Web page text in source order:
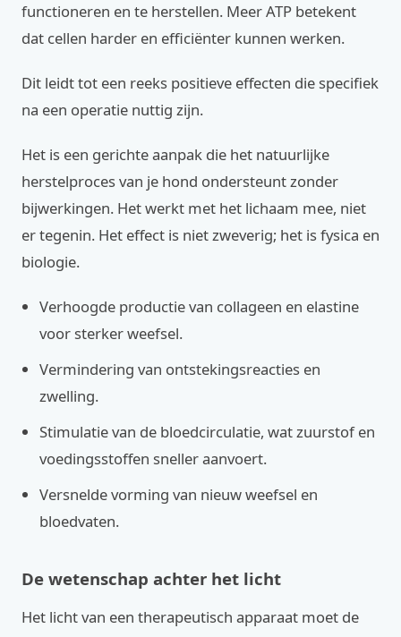
functioneren en te herstellen. Meer ATP betekent
dat cellen harder en efficiënter kunnen werken.
Dit leidt tot een reeks positieve effecten die specifiek
na een operatie nuttig zijn.
Het is een gerichte aanpak die het natuurlijke
herstelproces van je hond ondersteunt zonder
bijwerkingen. Het werkt met het lichaam mee, niet
er tegenin. Het effect is niet zweverig; het is fysica en
biologie.
Verhoogde productie van collageen en elastine
voor sterker weefsel.
Vermindering van ontstekingsreacties en
zwelling.
Stimulatie van de bloedcirculatie, wat zuurstof en
voedingsstoffen sneller aanvoert.
Versnelde vorming van nieuw weefsel en
bloedvaten.
De wetenschap achter het licht
Het licht van een therapeutisch apparaat moet de